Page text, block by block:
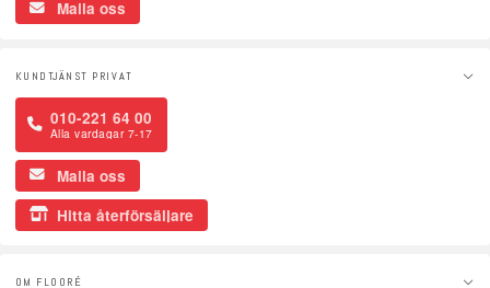
Maila oss
KUNDTJÄNST PRIVAT
010-221 64 00
Alla vardagar 7-17
Maila oss
Hitta återförsäljare
OM FLOORÉ